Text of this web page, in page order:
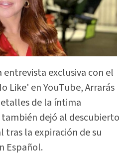
entrevista exclusiva con el
Like' en YouTube, Arrarás
de la íntima
dejó al descubierto
la expiración de su
Español.